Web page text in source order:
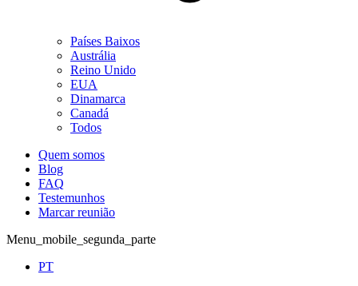
Países Baixos
Austrália
Reino Unido
EUA
Dinamarca
Canadá
Todos
Quem somos
Blog
FAQ
Testemunhos
Marcar reunião
Menu_mobile_segunda_parte
PT